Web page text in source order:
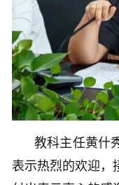
教科主任黄什
表示热烈的欢迎，